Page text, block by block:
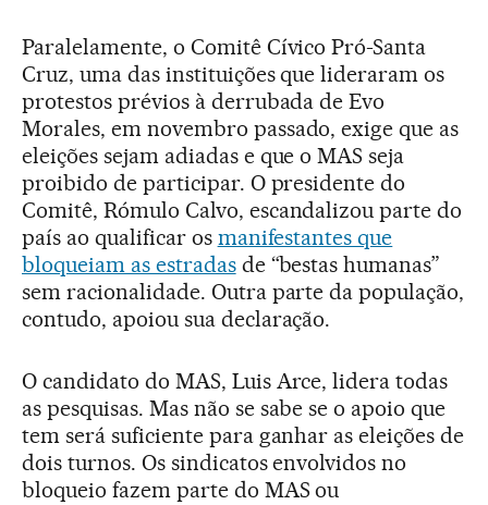
Paralelamente, o Comitê Cívico Pró-Santa
Cruz, uma das instituições que lideraram os
protestos prévios à derrubada de Evo
Morales, em novembro passado, exige que as
eleições sejam adiadas e que o MAS seja
proibido de participar. O presidente do
Comitê, Rómulo Calvo, escandalizou parte do
país ao qualificar os manifestantes que
bloqueiam as estradasde “bestas humanas”
sem racionalidade. Outra parte da população,
contudo, apoiou sua declaração.
O candidato do MAS, Luis Arce, lidera todas
as pesquisas. Mas não se sabe se o apoio que
tem será suficiente para ganhar as eleições de
dois turnos. Os sindicatos envolvidos no
bloqueio fazem parte do MAS ou